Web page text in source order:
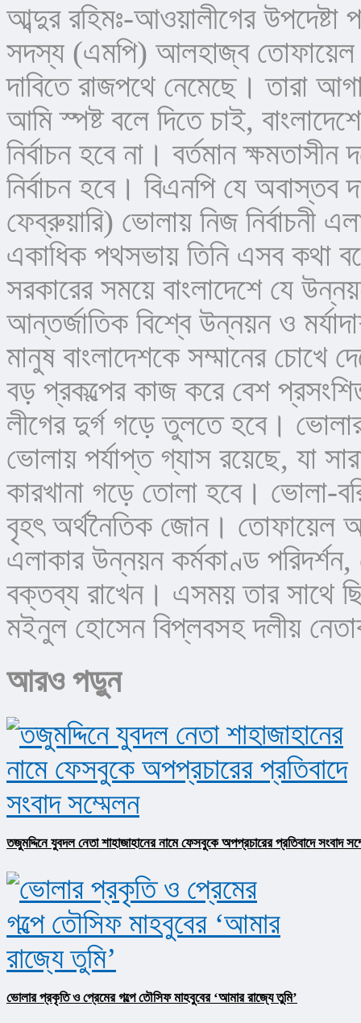
আব্দুর রহিমঃ-আওয়ালীগের
সদস্য (এমপি) আলহাজ্ব তোফায়েল
দাবিতে রাজপথে নেমেছে। তারা
আমি স্পষ্ট বলে দিতে চাই,
নির্বাচন হবে না। বর্তমান
নির্বাচন হবে। বিএনপি যে
ফেব্রুয়ারি) ভোলায় নিজ নির্বাচনী
একাধিক পথসভায় তিনি এসব কথা
সরকারের সময়ে বাংলাদেশে যে
আন্তর্জাতিক বিশ্বে উন্নয়ন ও
মানুষ বাংলাদেশকে সম্মানের চোখে
বড় প্রকল্পের কাজ করে বেশ
লীগের দুর্গ গড়ে তুলতে হবে।
ভোলায় পর্যাপ্ত গ্যাস রয়েছে, যা
কারখানা গড়ে তোলা হবে। ভোলা-
বৃহৎ অর্থনৈতিক জোন। তোফায়েল
এলাকার উন্নয়ন কর্মকাণ্ড
বক্তব্য রাখেন। এসময় তার সাথে
মইনুল হোসেন বিপ্লবসহ দলীয়
আরও পড়ুন
তজুমদ্দিনে যুবদল নেতা শাহাজাহানের নামে ফেসবুকে অপপ্রচারের প্রতিবাদে সংবাদ
ভোলার প্রকৃতি ও প্রেমের গল্পে তৌসিফ মাহবুবের ‘আমার রাজ্যে তুমি’